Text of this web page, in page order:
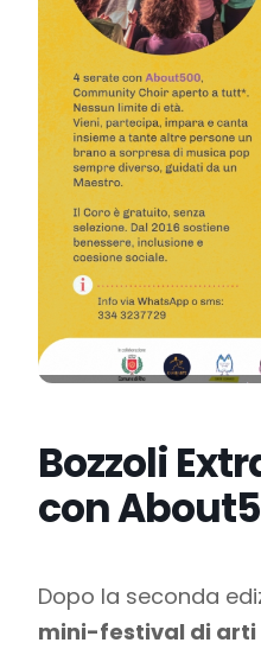
Bozzoli
con
Dopo la seconda
mini-festival di